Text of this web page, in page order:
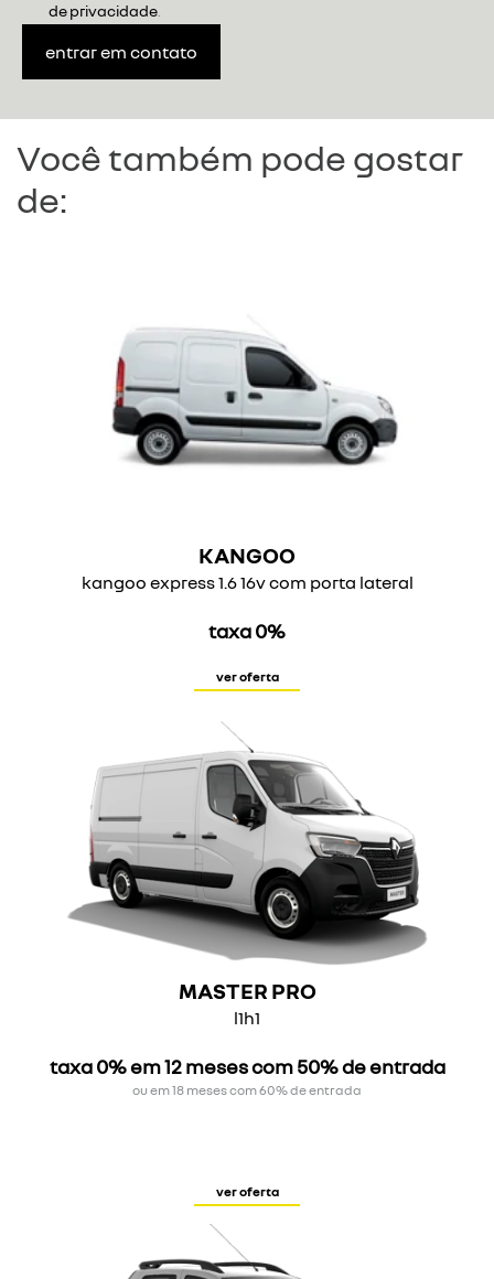
de privacidade
entrar em contato
Você também pode gostar
de:
KANGOO
kangoo express 1.6 16v com porta lateral
taxa 0%
ver oferta
MASTER PRO
l1h1
taxa 0% em 12 meses com 50% de entrada
ou em 18 meses com 60% de entrada
ver oferta